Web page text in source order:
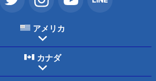
アメリカ
カナダ